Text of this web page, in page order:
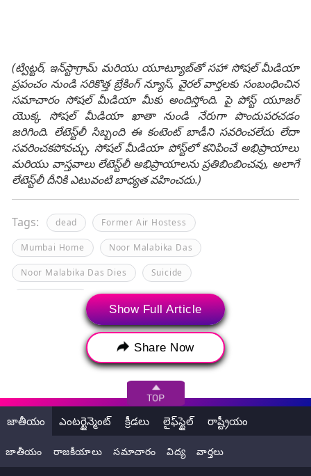
(ట్విట్టర్, ఇన్‌స్టాగ్రామ్ మరియు యూట్యూబ్‌తో సహా సోషల్ మీడియా
ప్రపంచం నుండి సరికొత్త బ్రేకింగ్ న్యూస్, వైరల్ వార్తలకు సంబంధించిన
సమాచారం సోషల్ మీడియా మీకు అందిస్తోంది. పై పోస్ట్ యూజర్
యొక్క సోషల్ మీడియా ఖాతా నుండి నేరుగా పొందుపరచడం
జరిగింది. లేటెస్ట్‌లీ సిబ్బంది ఈ కంటెంట్ బాడీని సవరించలేదు లేదా
సవరించకపోవచ్చు. సోషల్ మీడియా పోస్ట్‌లో కనిపించే అభిప్రాయాలు
మరియు వాస్తవాలు లేటెస్ట్‌లీ అభిప్రాయాలను ప్రతిబింబించవు, అలాగే
లేటెస్ట్‌లీ దీనికి ఎటువంటి బాధ్యత వహించదు.)
Tags: dead Former Air Hostess
Mumbai Home Noor Malabika Das
Noor Malabika Das Dies Suicide
Show Full Article
Share Now
జాతీయం ఎంటర్టైన్మెంట్ క్రీడలు లైఫ్‌స్టైల్ రాష్ట్రీయం
జాతీయం రాజకీయాలు సమాచారం విద్య వార్తలు